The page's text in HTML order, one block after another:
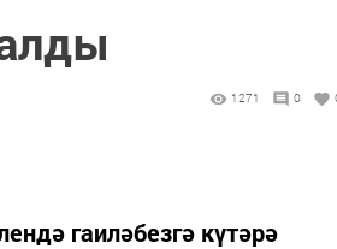
1271 0
гаиләбезгә күтәрә